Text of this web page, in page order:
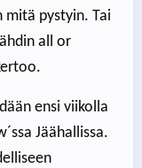
mitä pystyin. Tai
all or
ensi viikolla
Jäähallissa.